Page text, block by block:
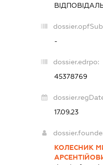
-
dossier.edrpo:
45378769
17.09.23
КОЛЕСНИК